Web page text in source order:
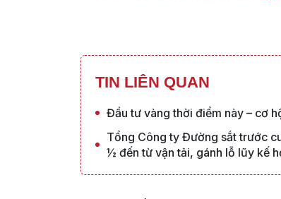
TIN LIÊN QUAN
Đầu tư vàng thời điểm này – cơ
Tổng Công ty Đường sắt trước
½ đến từ vận tải, gánh lỗ lũy kế